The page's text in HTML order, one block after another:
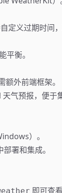
定义过期时间
平衡。
外前端框架。
天气预报，便
）。
署和集成。
即可查